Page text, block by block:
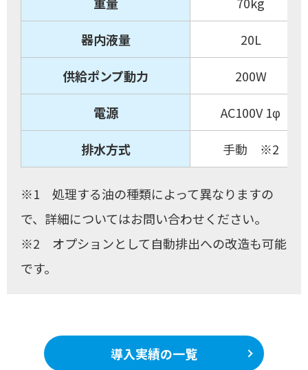
器内液量 20L
供給ポンプ動力 200W
電源 AC100V 1φ
排水方式 手動 ※2
※1 処理する油の種類によって異なりますの
で、詳細についてはお問い合わせください。
※2 オプションとして自動排出への改造も可能
です。
導入実績の一覧